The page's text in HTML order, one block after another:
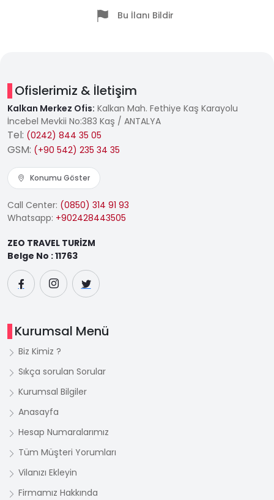
Bu İlanı Bildir
Ofislerimiz & İletişim
Kalkan Merkez Ofis: Kalkan Mah. Fethiye Kaş Karayolu
İncebel Mevkii No:383 Kaş / ANTALYA
Tel: (0242) 844 35 05
GSM: (+90 542) 235 34 35
Konumu Göster
Call Center: (0850) 314 91 93
Whatsapp: +902428443505
ZEO TRAVEL TURİZM
Belge No : 11763
Kurumsal Menü
Biz Kimiz ?
Sıkça sorulan Sorular
Kurumsal Bilgiler
Anasayfa
Hesap Numaralarımız
Tüm Müşteri Yorumları
Vilanızı Ekleyin
Firmamız Hakkında